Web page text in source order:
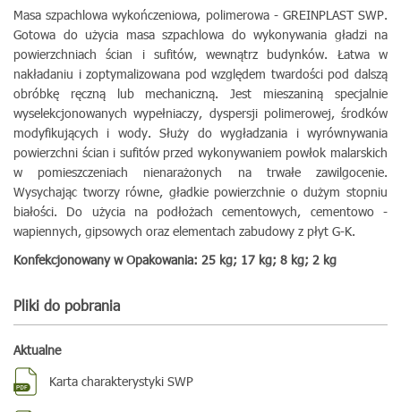
Masa szpachlowa wykończeniowa, polimerowa - GREINPLAST SWP.
Gotowa do użycia masa szpachlowa do wykonywania gładzi na
powierzchniach ścian i sufitów, wewnątrz budynków. Łatwa w
nakładaniu i zoptymalizowana pod względem twardości pod dalszą
obróbkę ręczną lub mechaniczną. Jest mieszaniną specjalnie
wyselekcjonowanych wypełniaczy, dyspersji polimerowej, środków
modyfikujących i wody. Służy do wygładzania i wyrównywania
powierzchni ścian i sufitów przed wykonywaniem powłok malarskich
w pomieszczeniach nienarażonych na trwałe zawilgocenie.
Wysychając tworzy równe, gładkie powierzchnie o dużym stopniu
białości. Do użycia na podłożach cementowych, cementowo -
wapiennych, gipsowych oraz elementach zabudowy z płyt G-K.
Konfekcjonowany w Opakowania: 25 kg; 17 kg; 8 kg; 2 kg
Pliki do pobrania
Aktualne
Karta charakterystyki SWP